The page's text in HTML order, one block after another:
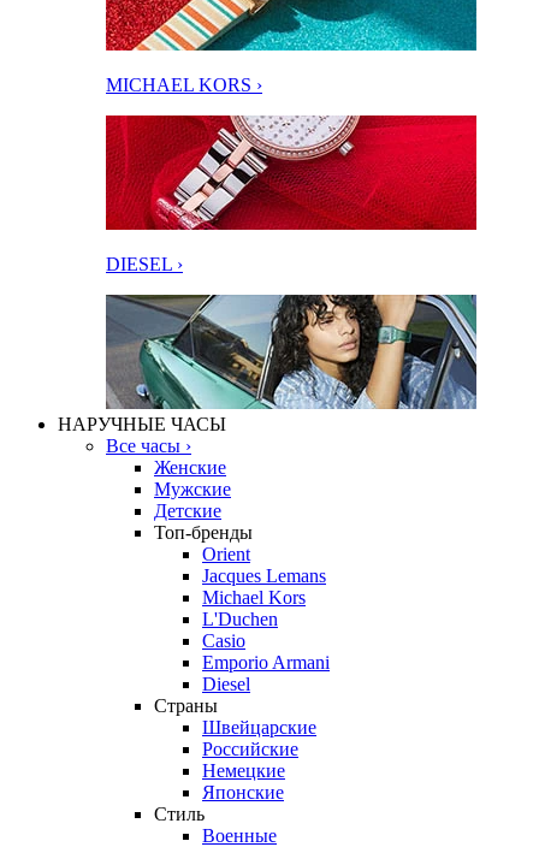
MICHAEL KORS ›
DIESEL ›
НАРУЧНЫЕ ЧАСЫ
Все часы ›
Женские
Мужские
Детские
Топ-бренды
Orient
Jacques Lemans
Michael Kors
L'Duchen
Casio
Emporio Armani
Diesel
Страны
Швейцарские
Российские
Немецкие
Японские
Стиль
Военные